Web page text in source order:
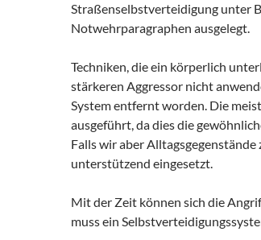
Straßenselbstverteidigung unter
Notwehrparagraphen ausgelegt.
Techniken, die ein körperlich
stärkeren Aggressor nicht
System entfernt worden. Die
ausgeführt, da dies die
Falls wir aber
unterstützend eingesetzt.
Mit der Zeit können sich die
muss ein